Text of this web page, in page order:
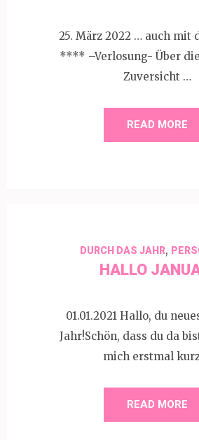
25. März 2022 … auch mit
**** –Verlosung- Über
Zuversicht …
READ MORE
DURCH DAS JAHR,
HALLO
01.01.2021 Hallo, du
Jahr!Schön, dass du da
mich erstmal
READ MORE